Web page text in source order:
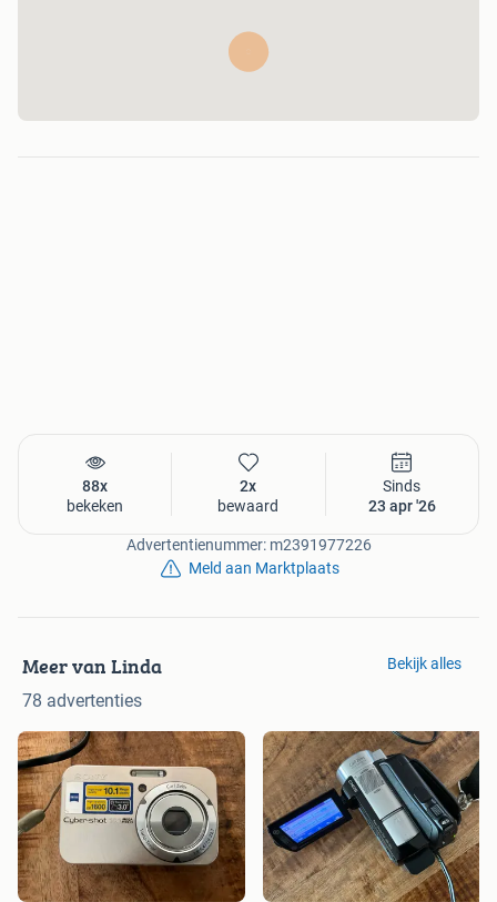
88x
bekeken
2x
bewaard
Sinds
23 apr '26
Advertentienummer: m2391977226
Meld aan Marktplaats
Meer van Linda
78 advertenties
Bekijk alles